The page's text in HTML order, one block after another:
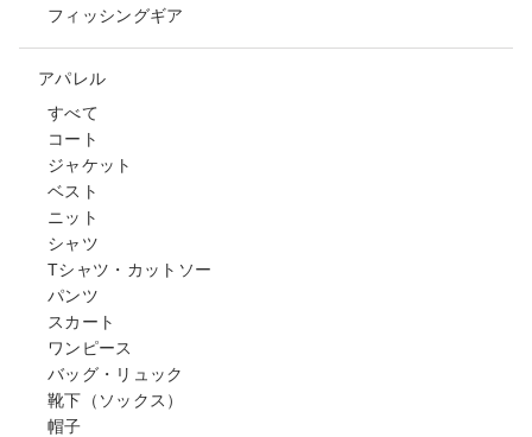
フィッシングギア
アパレル
すべて
コート
ジャケット
ベスト
ニット
シャツ
Tシャツ・カットソー
パンツ
スカート
ワンピース
バッグ・リュック
靴下（ソックス）
帽子